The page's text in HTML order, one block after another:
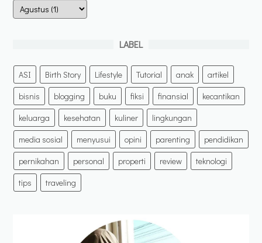
LABEL
ASI Birth Story Lifestyle Tutorial anak
artikel
bisnis
blogging buku fiksi finansial
kecantikan
keluarga
kesehatan kuliner
lingkungan
media sosial
menyusui opini parenting
pendidikan
pernikahan
personal properti review
teknologi
tips
traveling